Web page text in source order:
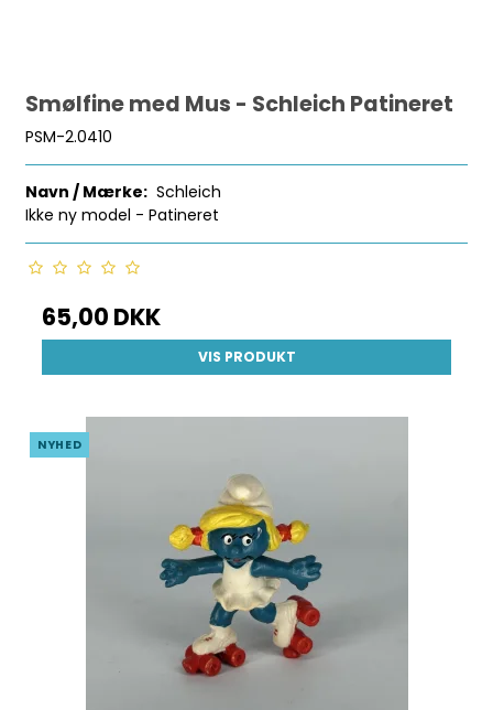
Smølfine med Mus - Schleich Patineret
PSM-2.0410
Navn / Mærke: Schleich
Ikke ny model - Patineret
65,00 DKK
VIS PRODUKT
NYHED